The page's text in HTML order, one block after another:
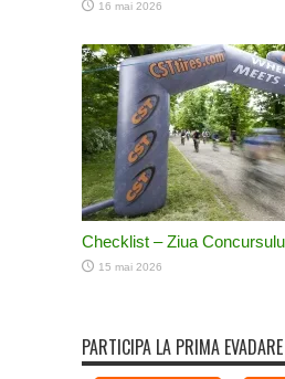
16 mai 2026
Checklist – Ziua
15 mai 2026
PARTICIPA LA PRIMA